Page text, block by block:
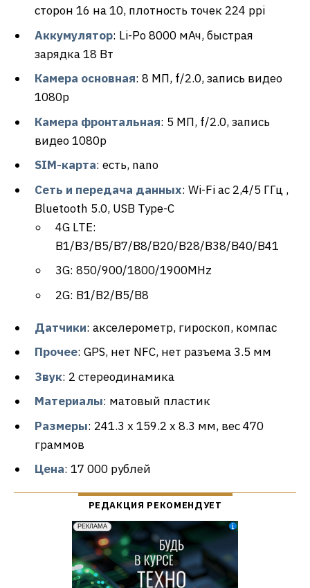
сторон 16 на 10, плотность точек 224 ppi
Аккумулятор: Li-Po 8000 мАч, быстрая
зарядка 18 Вт
Камера основная: 8 МП, f/2.0, запись видео
1080р
Камера фронтальная: 5 МП, f/2.0, запись
видео 1080р
SIM-карта: есть, nano
Сеть и передача данных: Wi-Fi ac 2,4/5 ГГц ,
Bluetooth 5.0, USB Type-C
4G LTE:
B1/B3/B5/B7/B8/B20/B28/B38/B40/B41
3G: 850/900/1800/1900MHz
2G: B1/B2/B5/B8
Датчики: акселерометр, гироскоп, компас
Прочее: GPS, нет NFC, нет разъема 3.5 мм
Звук: 2 стереодинамика
Материалы: матовый пластик
Размеры: 241.3 x 159.2 x 8.3 мм, вес 470
граммов
Цена: 17 000 рублей